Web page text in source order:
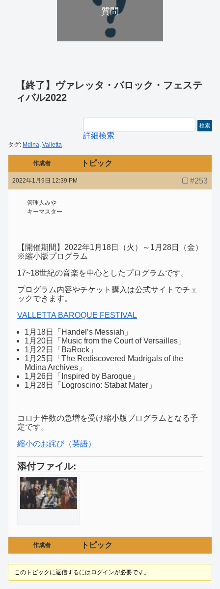
質問
【終了】ヴァレッタ・バロック・フェステ
ィバル2022
詳細検索
タグ: Mdina, Valletta
作成者 トピック
2022年1月9日 12:39 PM #253
管理人みや
キーマスター
【開催期間】2022年1月18日（火）～1月28日（金）
※縮小版プログラム
17~18世紀の音楽を中心としたプログラムです。
プログラム内容やチケット購入は公式サイトでチェ
ックできます。
VALLETTA BAROQUE FESTIVAL
1月18日「Handel’s Messiah」
1月20日「Music from the Court of Versailles」
1月22日「BaRock」
1月25日「The Rediscovered Madrigals of the
Mdina Archives」
1月26日「Inspired by Baroque」
1月28日「Logroscino: Stabat Mater」
コロナ件数の急増を受け縮小版プログラムとなる予
定です。
縮小のお詫び（英語）
添付ファイル:
作成者 トピック
このトピックに返信するにはログインが必要です。